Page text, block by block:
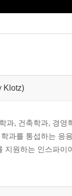
Klotz)
과, 건축학과, 경
과를 통섭하는 응
지원하는 인스파